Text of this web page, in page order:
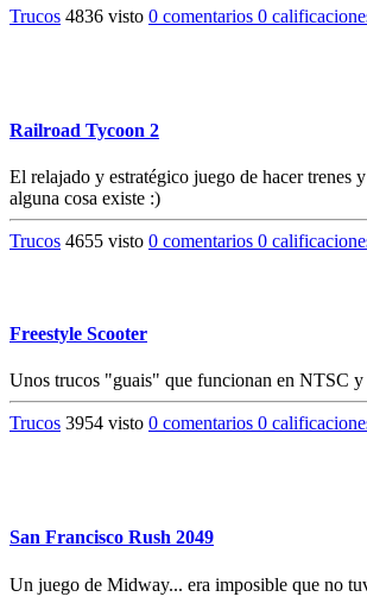
Trucos 4836 visto 0 comentarios 0
Railroad Tycoon 2
El relajado y estratégico juego de hacer trenes
alguna cosa existe :)
Trucos 4655 visto 0 comentarios 0
Freestyle Scooter
Unos trucos "guais" que funcionan en NTSC
Trucos 3954 visto 0 comentarios 0
San Francisco Rush 2049
Un juego de Midway... era imposible que no